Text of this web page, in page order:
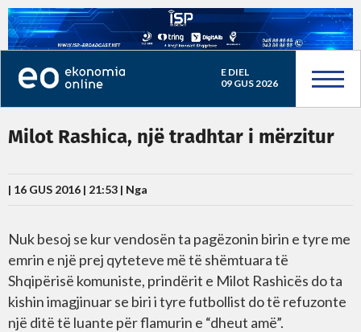
E DIEL
09 GUS 2026
Milot Rashica, një tradhtar i mërzitur
| 16 GUS 2016 | 21:53 | Nga
Nuk besoj se kur vendosën ta pagëzonin birin e tyre me
emrin e një prej qyteteve më të shëmtuara të
Shqipërisë komuniste, prindërit e Milot Rashicës do ta
kishin imagjinuar se biri i tyre futbollist do të refuzonte
një ditë të luante për flamurin e “dheut amë”.